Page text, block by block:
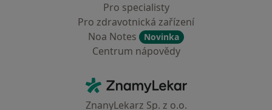
Pro specialisty
Pro zdravotnická zařízení
Noa Notes
Novinka
Centrum nápovědy
ZnamyLekar - Hlavní stránka
ZnanyLekarz Sp. z o.o.